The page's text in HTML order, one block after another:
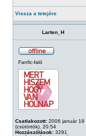
Vissza a tetejére
Larten_H
Fanfic-faló
Csatlakozott: 2006 január 19
(csütörtök), 20:54
Hozzászólások: 3291